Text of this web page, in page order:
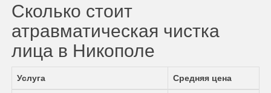
Сколько стоит
атравматическая чистка
лица в Никополе
Услуга Средняя цена